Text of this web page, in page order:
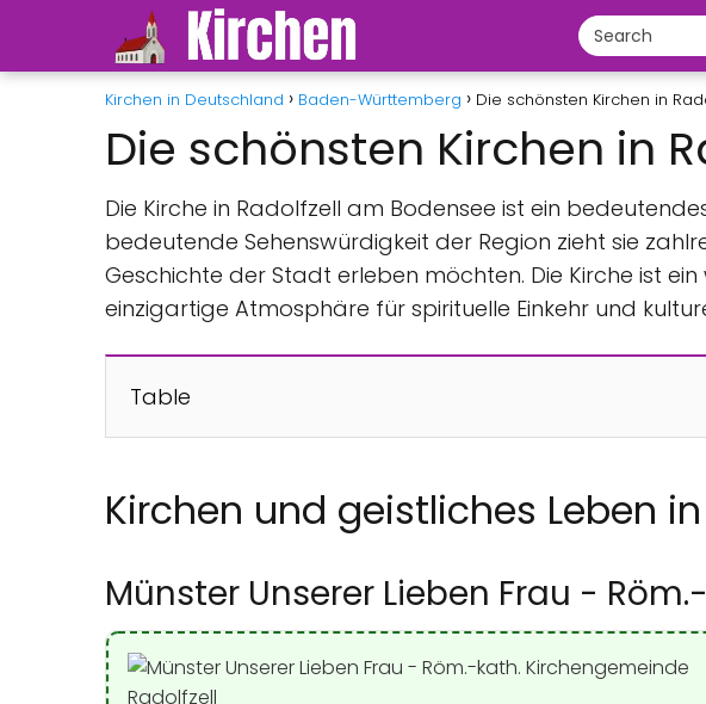
Kirchen in Deutschland Baden-Württemberg Die schönsten Kirchen in
Die schönsten Kirchen in
Die Kirche in Radolfzell am Bodensee ist ein
bedeutende Sehenswürdigkeit der Region zieht sie
Geschichte der Stadt erleben möchten. Die Kirche ist
einzigartige Atmosphäre für spirituelle Einkehr und
Table
Kirchen und geistliches Leben
Münster Unserer Lieben Frau -